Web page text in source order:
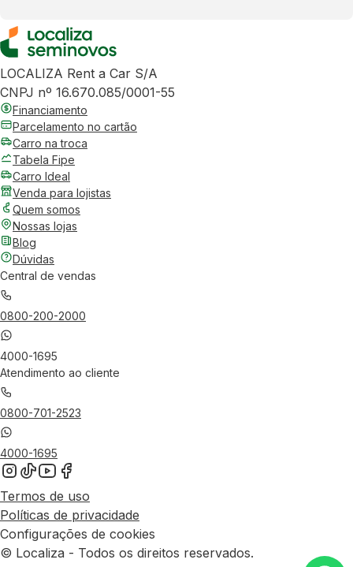
LOCALIZA Rent a Car S/A
CNPJ nº 16.670.085/0001-55
Financiamento
Parcelamento no cartão
Carro na troca
Tabela Fipe
Carro Ideal
Venda para lojistas
Quem somos
Nossas lojas
Blog
Dúvidas
Central de vendas
0800-200-2000
4000-1695
Atendimento ao cliente
0800-701-2523
4000-1695
Termos de uso
Políticas de privacidade
Configurações de cookies
© Localiza - Todos os direitos reservados.